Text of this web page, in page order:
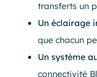
transferts un
Un éclairage
que chacun
Un système
connectivité